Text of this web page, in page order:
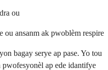
ou
ou ansanm ak pwoblèm respire
bagay serye ap pase. Yo tou
ap ede idantifye